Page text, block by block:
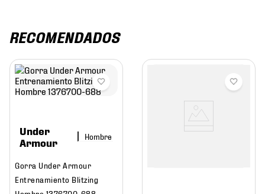
RECOMENDADOS
Under
Armour
Hombre
Gorra Under Armour
Entrenamiento Blitzing